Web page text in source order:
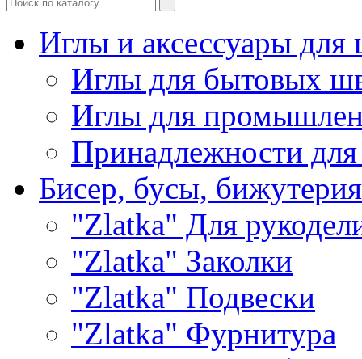
Иглы и аксессуары
Иглы для бытовых
Иглы для
Принадлежности
Бисер, бусы, бижутерия
"Zlatka" Для
"Zlatka" Заколки
"Zlatka" Подвески
"Zlatka" Фурнитура